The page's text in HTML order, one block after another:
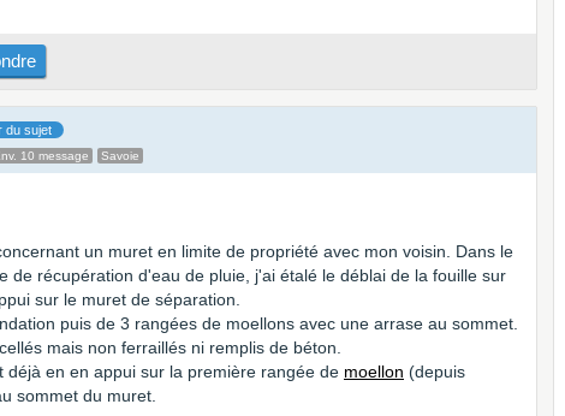
du sujet
10 message Savoie
un muret en limite de propriété avec mon voisin. Dans le
de récupération d'eau de pluie, j'ai étalé le déblai de la fouille sur
sur le muret de séparation.
puis de 3 rangées de moellons avec une arrase au sommet.
mais non ferraillés ni remplis de béton.
déjà en en appui sur la première rangée de moellon (depuis
sommet du muret.